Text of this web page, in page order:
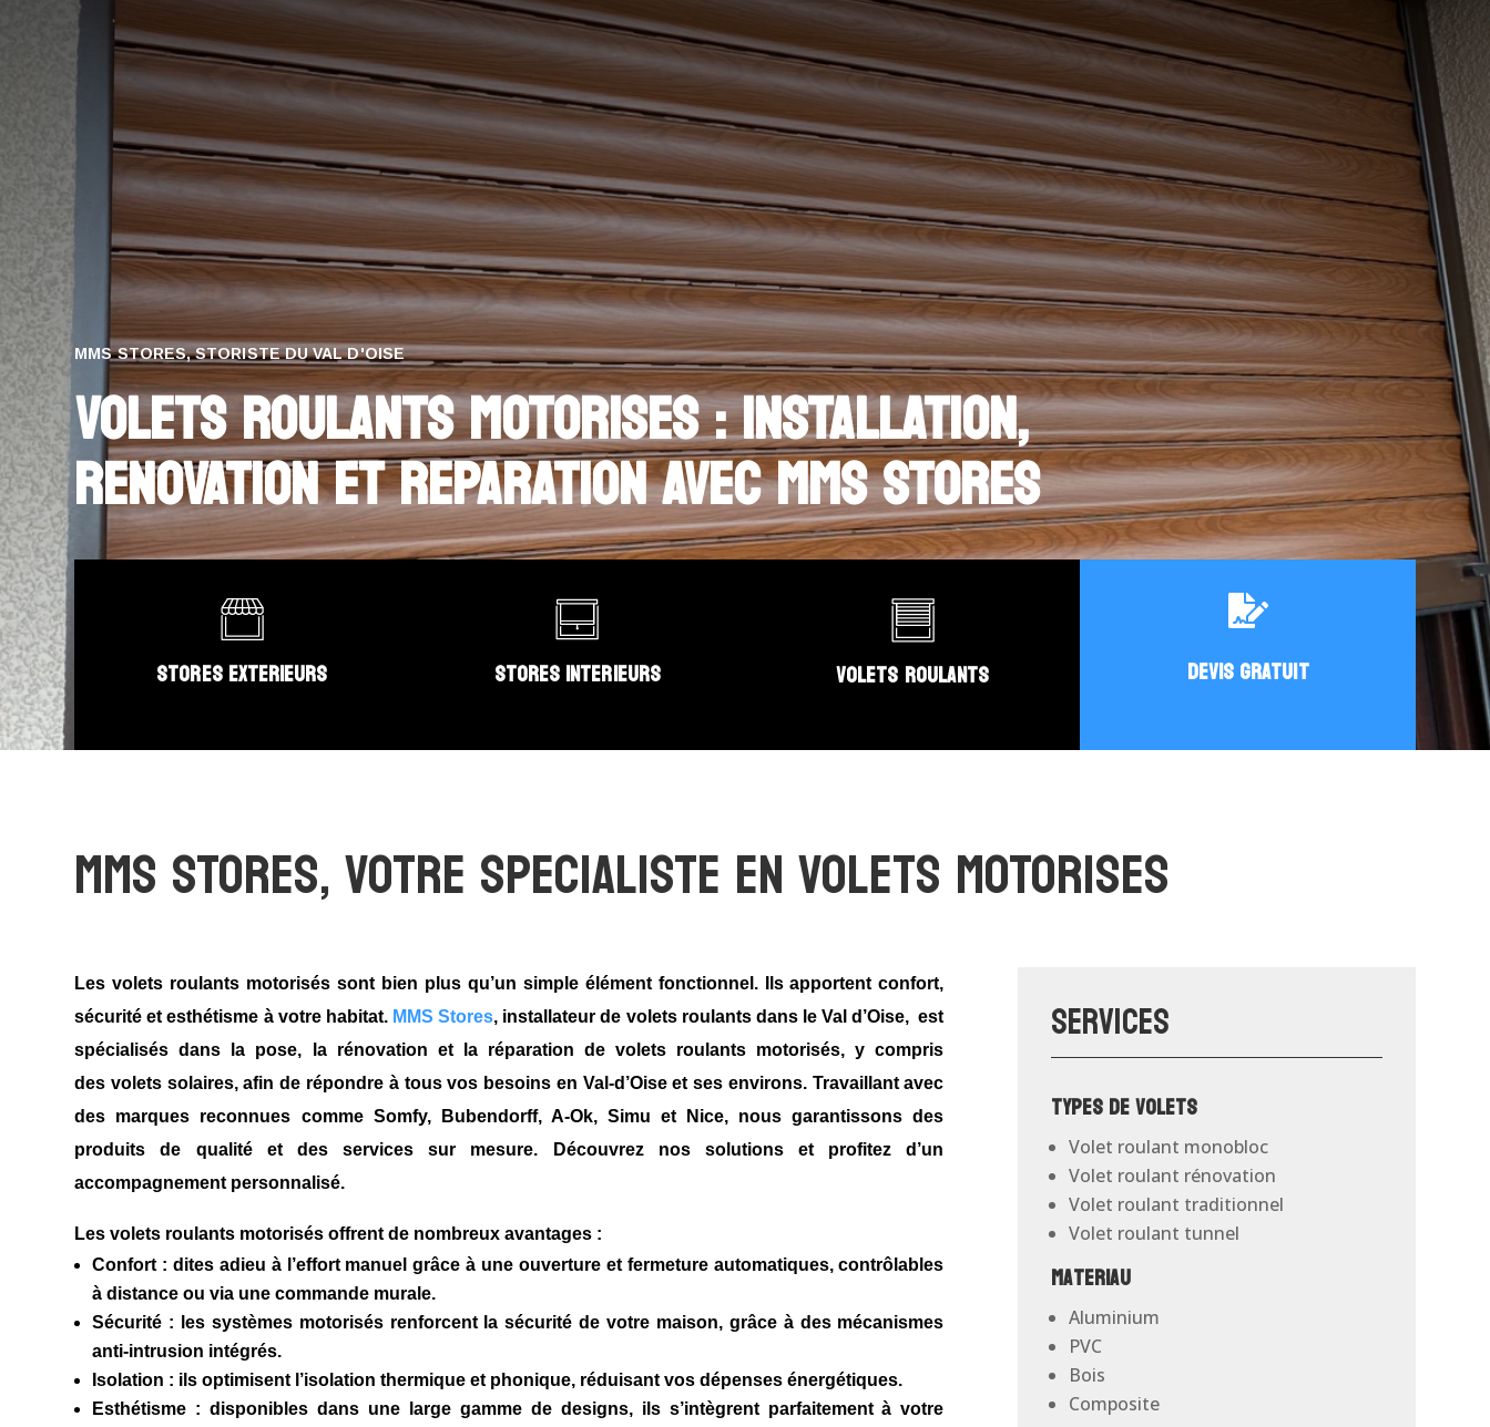
MMS STORES, STORISTE DU VAL D'OISE
VOLETS ROULANTS MOTORISES : INSTALLATION,
RENOVATION ET REPARATION AVEC MMS STORES
STORES EXTERIEURS STORES INTERIEURS VOLETS ROULANTS

DEVIS GRATUIT
MMS STORES, VOTRE SPECIALISTE EN VOLETS MOTORISES
Les volets roulants motorisés sont bien plus qu’un simple élément fonctionnel. Ils apportent confort,
sécurité et esthétisme à votre habitat. MMS Stores, installateur de volets roulants dans le Val d’Oise, est
spécialisés dans la pose, la rénovation et la réparation de volets roulants motorisés, y compris
des volets solaires, afin de répondre à tous vos besoins en Val-d’Oise et ses environs. Travaillant avec
des marques reconnues comme Somfy, Bubendorff, A-Ok, Simu et Nice, nous garantissons des
produits de qualité et des services sur mesure. Découvrez nos solutions et profitez d’un
accompagnement personnalisé.
Les volets roulants motorisés offrent de nombreux avantages :
Confort : dites adieu à l’effort manuel grâce à une ouverture et fermeture automatiques, contrôlables
à distance ou via une commande murale.
Sécurité : les systèmes motorisés renforcent la sécurité de votre maison, grâce à des mécanismes
anti-intrusion intégrés.
Isolation : ils optimisent l’isolation thermique et phonique, réduisant vos dépenses énergétiques.
Esthétisme : disponibles dans une large gamme de designs, ils s’intègrent parfaitement à votre
Services
Types de volets
Volet roulant monobloc
Volet roulant rénovation
Volet roulant traditionnel
Volet roulant tunnel
Materiau
Aluminium
PVC
Bois
Composite